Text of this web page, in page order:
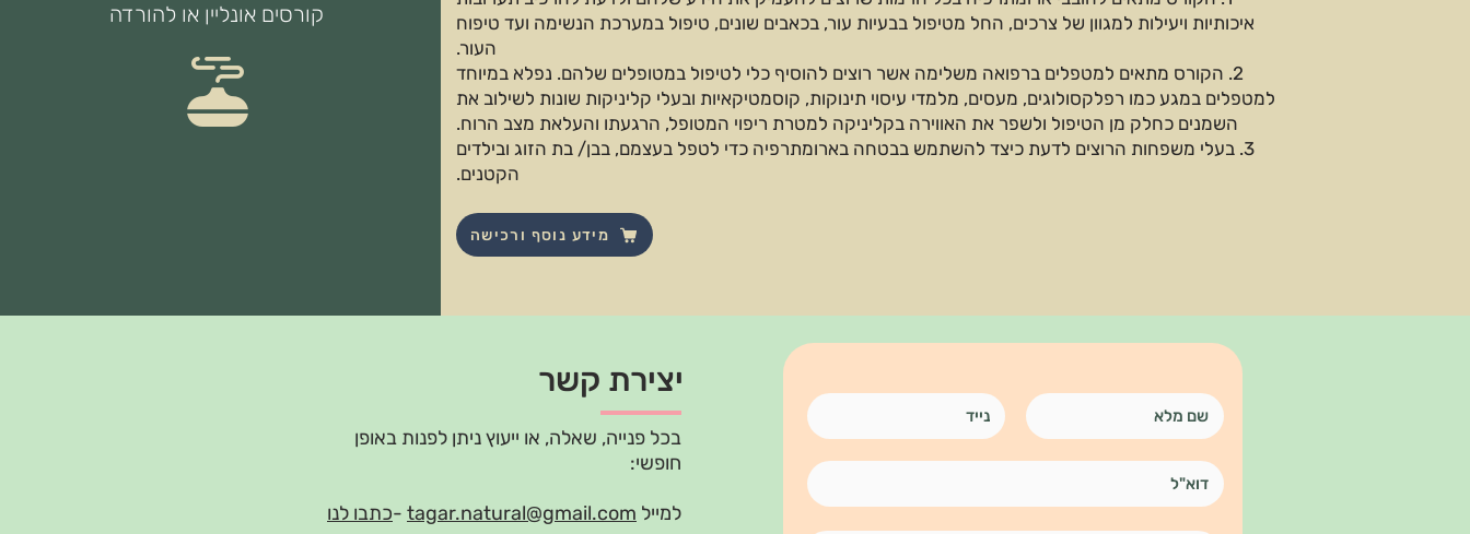
קורסים אונליין או להורדה
איכותיות ויעילות למגוון של צרכים, החל מטיפול בבעיות עור, בכאבים שונים, טיפול במערכת הנשימה ועד טיפוח
העור.
2. הקורס מתאים למטפלים ברפואה משלימה אשר רוצים להוסיף כלי לטיפול במטופלים שלהם. נפלא במיוחד
למטפלים במגע כמו רפלקסולוגים, מעסים, מלמדי עיסוי תינוקות, קוסמטיקאיות ובעלי קליניקות שונות לשילוב את
השמנים כחלק מן הטיפול ולשפר את האווירה בקליניקה למטרת ריפוי המטופל, הרגעתו והעלאת מצב הרוח.
3. בעלי משפחות הרוצים לדעת כיצד להשתמש בבטחה בארומתרפיה כדי לטפל בעצמם, בבן/ בת הזוג ובילדים
הקטנים.
מידע נוסף ורכישה
יצירת קשר
בכל פנייה, שאלה, או ייעוץ ניתן לפנות באופן
חופשי:
למייל tagar.natural@gmail.com
-כתבו לנו